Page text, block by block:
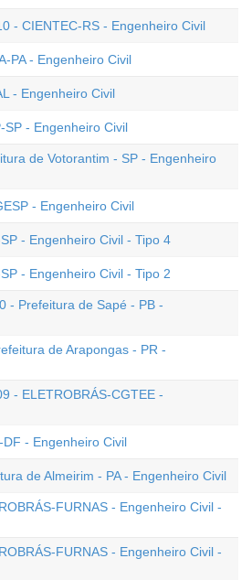
- CIENTEC-RS - Engenheiro Civil
PA - Engenheiro Civil
- Engenheiro Civil
SP - Engenheiro Civil
de Votorantim - SP - Engenheiro
- Engenheiro Civil
- Engenheiro Civil - Tipo 4
- Engenheiro Civil - Tipo 2
- Prefeitura de Sapé - PB -
de Arapongas - PR -
- ELETROBRÁS-CGTEE -
- Engenheiro Civil
de Almeirim - PA - Engenheiro Civil
FURNAS - Engenheiro Civil -
FURNAS - Engenheiro Civil -